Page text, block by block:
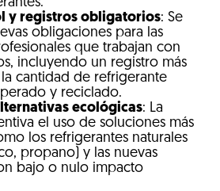
y registros obligatorios: Se
obligaciones para las
que trabajan con
incluyendo un registro más
cantidad de refrigerante
y reciclado.
ecológicas: La
el uso de soluciones más
los refrigerantes naturales
propano) y las nuevas
bajo o nulo impacto